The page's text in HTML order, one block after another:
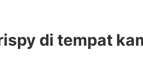
di tempat